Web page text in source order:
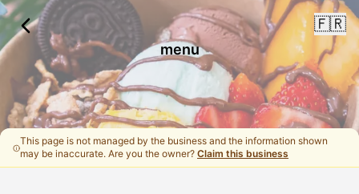
🇫🇷
menu
This page is not managed by the business and the information shown
may be inaccurate. Are you the owner?Claim this business